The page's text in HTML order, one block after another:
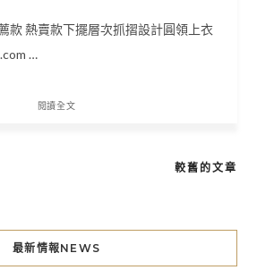
款 熱賣款下擺層次抓摺設計圓領上衣
…
閱讀全文
較舊的文章
最新情報NEWS